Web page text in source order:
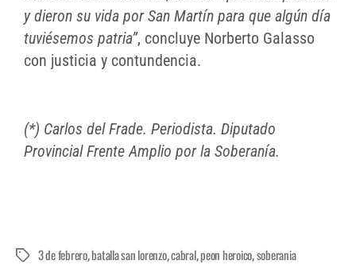
y dieron su vida por San Martín para que algún día
tuviésemos patria”, concluye Norberto Galasso
con justicia y contundencia.
(*) Carlos del Frade. Periodista. Diputado
Provincial Frente Amplio por la Soberanía.
3 de febrero,batalla san lorenzo,cabral,peon heroico,soberania